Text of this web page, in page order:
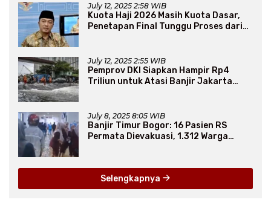
July 12, 2025 2:58 WIB
Kuota Haji 2026 Masih Kuota Dasar,
Penetapan Final Tunggu Proses dari
July 12, 2025 2:55 WIB
Pemprov DKI Siapkan Hampir Rp4
Triliun untuk Atasi Banjir Jakarta
July 8, 2025 8:05 WIB
Banjir Timur Bogor: 16 Pasien RS
Permata Dievakuasi, 1.312 Warga
Selengkapnya